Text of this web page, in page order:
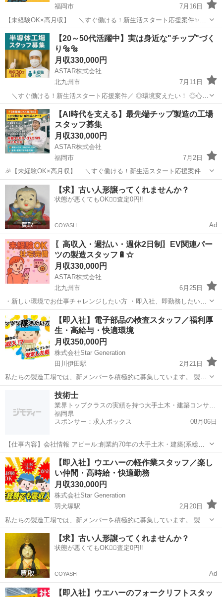
福岡市
7月16日
【未経験OK×高月収】 ＼すぐ働ける！新生活スタート応援案件✨／
◎環境変えたい！ ◎心機一転、新しい場所で働きたい！ ◎とにかくす
ぐに稼ぎたい！ そんなあなたにピッタリです🔥 ⸻ ≪お仕事内容
≫...
福岡 福岡市 未経験
【20～50代活躍中】実は身近な"チップ"づく
り🔩🔩
月収330,000円
ASTAR株式会社
北九州市
7月11日
＼すぐ働ける！新生活スタート応援案件／ ◎環境変えたい！ ◎心機
一転、新しい場所で働きたい！ ◎とにかくすぐに稼ぎたい！！ そんな
あなたにピッタリです🔥 ⸻ ≪お仕事内容≫ ＼未経験から始めた...
福岡 北九州市 半導体 未経験
【AI時代を支える】最先端チップ製造の工場
スタッフ募集
月収330,000円
ASTAR株式会社
福岡市
7月2日
🎉【未経験OK×高月収】 ＼すぐ働ける！新生活スタート応援案件✨
／ ◎環境変えたい！ ◎心機一転、新しい場所で働きたい！ ◎とにか
くすぐに稼ぎたい！ そんなあなたにピッタリです🔥 ⸻ ≪お仕事内
容...
福岡 福岡市 半導体 未経験
【求】古い人形譲ってくれませんか？
状態が悪くてもOK🙆‍♀️査定0円‼️
COYASH Ad
〖高収入・週払い・週休2日制〗EV関連パー
ツの製造スタッフ🔋☆
月収330,000円
ASTAR株式会社
北九州市
6月25日
・新しい環境でお仕事チャレンジしたい方 ・即入社、即勤務したい方
・業界未経験の方必見です ・お気軽に、ご質問やご応募お待ちしてお
ります ≪お仕事内容≫ 半導体製造のお仕事 主にライン作業にて製
造...
福岡 北九州市 半導体 未経験
【即入社】電子部品の検査スタッフ／福利厚
生・高給与・快適環境
月収350,000円
株式会社Star Generation
田川伊田駅
2月21日
私たちの製造工場では、新メンバーを積極的に募集しています。 製造
プロセスにおいて、品質と効率を重視しながらチームと協力し、優れ
た製品作りに貢献していただきます。 未経験の方でも、手厚い研修と
サポートが整っているため、安心...
田川市 田川伊田駅
技術士
業界トップクラスの実績を持つ大手土木・建築コンサルタント
福岡県
スポンサー：求人ボックス
08月06日
【仕事内容】会社情報 アピール:創業約70年の大手土木・建築(系総合)
コンサルタントです。1,200名以上の技術士をメインとして1,300名を
超える有資格者が在籍し、技術力を高めたい方にはおすすめの企業で
す。また、2009年からワ...
正社員
【即入社】ウエハーの軽作業スタッフ／楽し
い仲間・高時給・快適勤務
月収330,000円
株式会社Star Generation
羽犬塚駅
2月20日
私たちの製造工場では、新メンバーを積極的に募集しています。 製造
プロセスにおいて、品質と効率を重視しながらチームと協力し、優れ
た製品作りに貢献していただきます。 未経験の方でも、手厚い研修と
サポートが整っているため、安心...
福岡 筑後市 羽犬塚駅 半導体 業務
【求】古い人形譲ってくれませんか？
状態が悪くてもOK🙆‍♀️査定0円‼️
COYASH Ad
【即入社】ウエハーのフォークリフトスタッ